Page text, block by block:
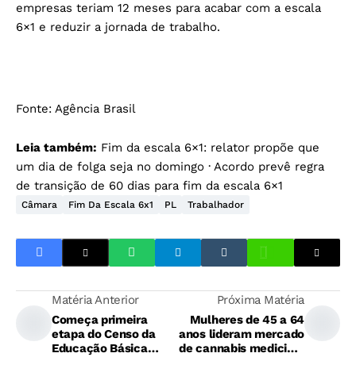
empresas teriam 12 meses para acabar com a escala
6×1 e reduzir a jornada de trabalho.
Fonte: Agência Brasil
Leia também: Fim da escala 6×1: relator propõe que
um dia de folga seja no domingo · Acordo prevê regra
de transição de 60 dias para fim da escala 6×1
Câmara Fim Da Escala 6x1 PL Trabalhador
Matéria Anterior
Começa primeira
etapa do Censo da
Educação Básica
Próxima Matéria
Mulheres de 45 a 64
anos lideram mercado
de cannabis medicinal